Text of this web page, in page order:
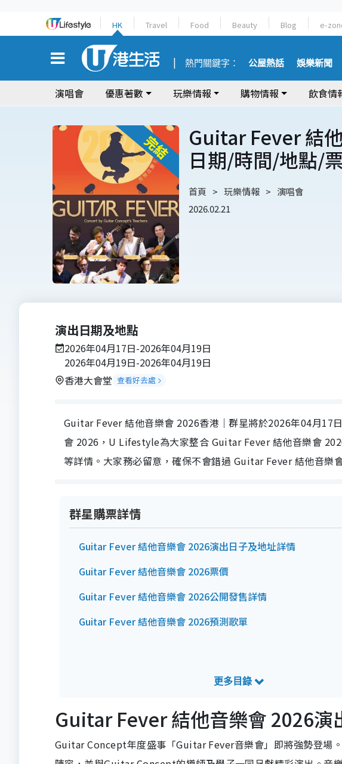
HK Travel Food Beauty Blog e-
熱門關鍵字： 公屋熱話 娛樂新聞
演唱會 優惠著數 玩樂情報 購物情報 飲食情
Guitar Fever 結
日期/時間/地點/
首頁 玩樂情報
演唱會
2026.02.21
演出日期及地點
2026年04月17日-2026年04月19日
2026年04月19日-2026年04月19日
香港大會堂 查看好去處
Guitar Fever 結他音樂會 2026香港｜群星將於2026年04月17
會 2026，U Lifestyle為大家整合 Guitar Fever 結他音樂會
等詳情。大家務必留意，確保不會錯過 Guitar Fever 結他音樂
群星購票詳情
Guitar Fever 結他音樂會 2026演出日子及地址詳情
Guitar Fever 結他音樂會 2026票價
Guitar Fever 結他音樂會 2026公開發售詳情
Guitar Fever 結他音樂會 2026預測歌單
Guitar Fever 結他音樂會 2026演
Guitar Concept年度盛事「Guitar Fever音樂會」即將強勢登場